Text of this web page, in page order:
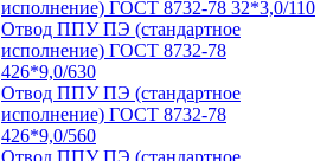
исполнение) ГОСТ 8732-78 32*3,0/110
Отвод ППУ ПЭ (стандартное
исполнение) ГОСТ 8732-78
426*9,0/630
Отвод ППУ ПЭ (стандартное
исполнение) ГОСТ 8732-78
426*9,0/560
Отвод ППУ ПЭ (стандартное